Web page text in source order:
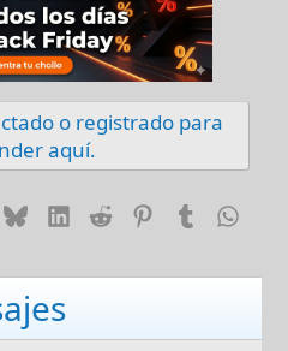
o registrado para
aquí.
BlueskyLinkedIn
RedditPinterest
Tumblr